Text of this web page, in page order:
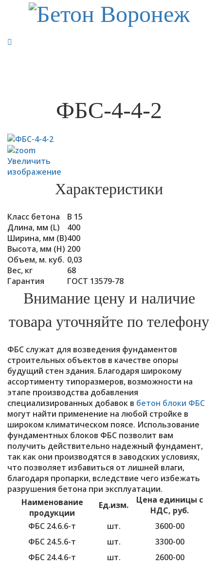
ФБС-4-4-2
Увеличить
изображение
Характеристики
Класс бетона
В 15
Длина, мм (L)
400
Ширина, мм (B)400
Высота, мм (Н) 200
Объем, м. куб. 0,03
Вес, кг
68
Гарантия
ГОСТ 13579-78
Внимание цену и наличие
товара уточняйте по телефону
ФБС служат для возведения фундаментов
строительных объектов в качестве опоры
будущий стен здания. Благодаря широкому
ассортименту типоразмеров, возможности на
этапе производства добавления
специализированных добавок в бетон блоки ФБС
могут найти применение на любой стройке в
широком климатическом поясе. Использование
фундаментных блоков ФБС позволит вам
получить действительно надежный фундамент,
так как они производятся в заводских условиях,
что позволяет избавиться от лишней влаги,
благодаря пропарки, вследствие чего избежать
разрушения бетона при эксплуатации.
Наименование
продукции
Ед.изм.
Цена единицы с
НДС, руб.
ФБС 24.6.6-т
шт.
3600-00
ФБС 24.5.6-т
шт.
3300-00
ФБС 24.4.6-т
шт.
2600-00